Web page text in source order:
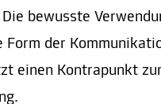
bewusste
der
einen Kontrapunkt